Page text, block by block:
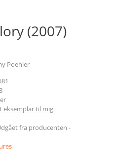
(2007)
Poehler
eksemplar til mig
fra producenten -